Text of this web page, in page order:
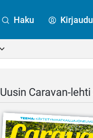
Haku Kirjaudu
Uusin Caravan-lehti